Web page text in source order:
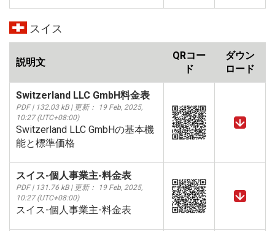
スイス
説明文
QRコー
ド
ダウン
ロード
Switzerland LLC GmbH料金表
PDF | 132.03 kB | 更新： 19 Feb, 2025,
10:27 (UTC+08:00)
Switzerland LLC GmbHの基本機
能と標準価格
スイス-個人事業主-料金表
PDF | 131.76 kB | 更新： 19 Feb, 2025,
10:27 (UTC+08:00)
スイス-個人事業主-料金表